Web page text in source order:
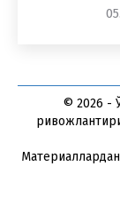
© 2026 -